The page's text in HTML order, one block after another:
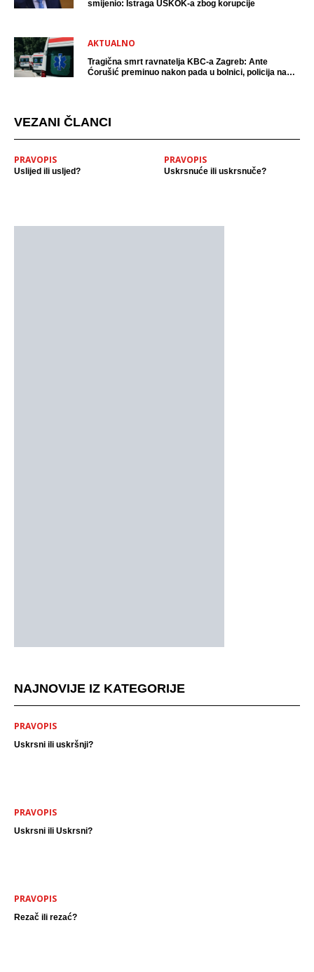
smijenio: Istraga USKOK-a zbog korupcije
AKTUALNO
Tragična smrt ravnatelja KBC-a Zagreb: Ante
Ćorušić preminuo nakon pada u bolnici, policija na
VEZANI ČLANCI
PRAVOPIS
Uslijed ili usljed?
PRAVOPIS
Uskrsnuće ili uskrsnuče?
NAJNOVIJE IZ KATEGORIJE
PRAVOPIS
Uskrsni ili uskršnji?
PRAVOPIS
Uskrsni ili Uskrsni?
PRAVOPIS
Rezač ili rezać?